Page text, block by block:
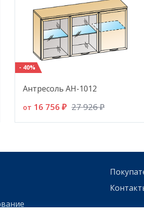
- 40%
Антресоль АН-1012
от 16 756 ₽ 27 926 ₽